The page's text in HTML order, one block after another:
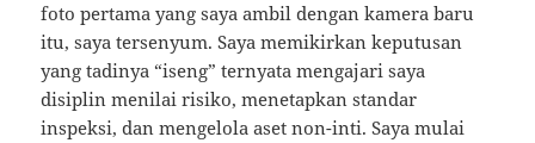
foto pertama yang saya ambil dengan kamera baru
itu, saya tersenyum. Saya memikirkan keputusan
yang tadinya “iseng” ternyata mengajari saya
disiplin menilai risiko, menetapkan standar
inspeksi, dan mengelola aset non-inti. Saya mulai